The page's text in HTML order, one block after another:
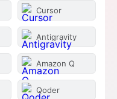
Cursor
Antigravity
Amazon Q
Qoder